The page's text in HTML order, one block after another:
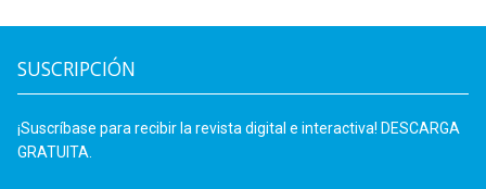
SUSCRIPCIÓN
¡Suscríbase para recibir la revista digital e interactiva! DESCARGA
GRATUITA.